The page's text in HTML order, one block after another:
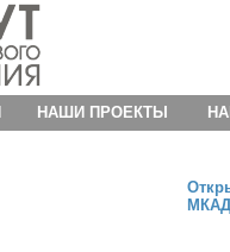
НАШИ ПРОЕКТЫ